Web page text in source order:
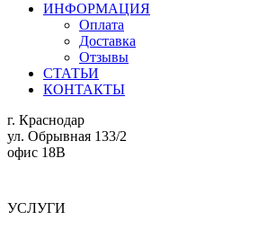
ИНФОРМАЦИЯ
Оплата
Доставка
Отзывы
СТАТЬИ
КОНТАКТЫ
г. Краснодар
ул. Обрывная 133/2
офис 18В
УСЛУГИ